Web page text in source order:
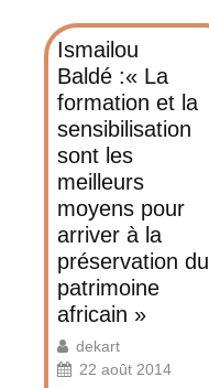
Ismailou
Baldé :« La
formation et la
sensibilisation
sont les
meilleurs
moyens pour
arriver à la
préservation du
patrimoine
africain »
dekart
22 août 2014